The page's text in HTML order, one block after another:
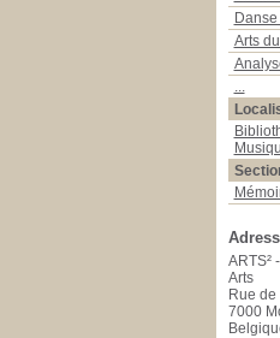
Arts
ARTS²
Arts
Rue de
7000